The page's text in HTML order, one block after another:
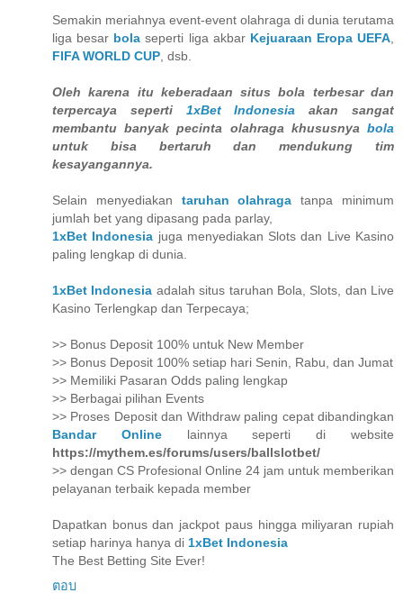
Semakin meriahnya event-event olahraga di dunia terutama
liga besar bola seperti liga akbar Kejuaraan Eropa UEFA
FIFA WORLD CUP , dsb.
Oleh karena itu keberadaan situs bola terbesar dan
terpercaya seperti 1xBet Indonesia akan sangat
membantu banyak pecinta olahraga khususnya bola
untuk bisa bertaruh dan mendukung tim
kesayangannya.
Selain menyediakan taruhan olahraga tanpa minimum
jumlah bet yang dipasang pada parlay,
1xBet Indonesia juga menyediakan Slots dan Live Kasino
paling lengkap di dunia.
1xBet Indonesia adalah situs taruhan Bola, Slots, dan Live
Kasino Terlengkap dan Terpecaya;
>> Bonus Deposit 100% untuk New Member
>> Bonus Deposit 100% setiap hari Senin, Rabu, dan Jumat
>> Memiliki Pasaran Odds paling lengkap
>> Berbagai pilihan Events
>> Proses Deposit dan Withdraw paling cepat dibandingkan
Bandar Onlinelainnya seperti di website
https://mythem.es/forums/users/ballslotbet/
>> dengan CS Profesional Online 24 jam untuk memberikan
pelayanan terbaik kepada member
Dapatkan bonus dan jackpot paus hingga miliyaran rupiah
setiap harinya hanya di 1xBet Indonesia
The Best Betting Site Ever!
ตอบ